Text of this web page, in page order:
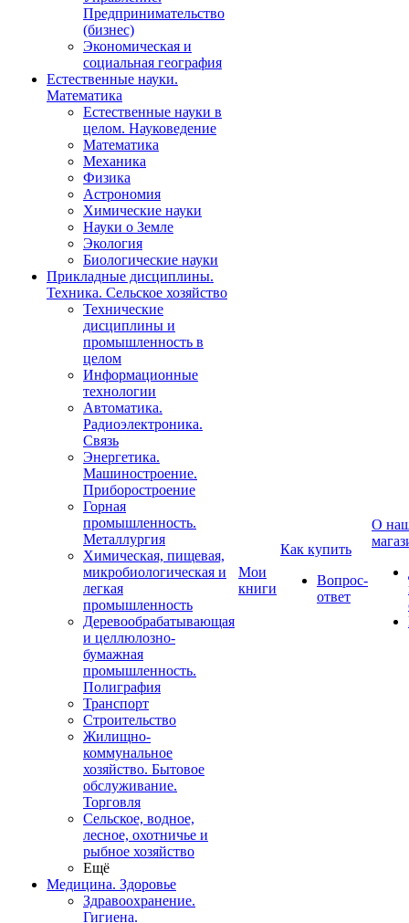
Предпринимательство
(бизнес)
Экономическая и
социальная география
Естественные науки.
Математика
Естественные науки в
целом. Науковедение
Математика
Механика
Физика
Астрономия
Химические науки
Науки о Земле
Экология
Биологические науки
Прикладные дисциплины.
Техника. Сельское хозяйство
Технические
дисциплины и
промышленность в
целом
Информационные
технологии
Автоматика.
Радиоэлектроника.
Связь
Энергетика.
Машиностроение.
Приборостроение
Горная
промышленность.
Металлургия
Химическая, пищевая,
микробиологическая и
легкая
промышленность
Деревообрабатывающая
и целлюлозно-
бумажная
промышленность.
Полиграфия
Транспорт
Строительство
Жилищно-
коммунальное
хозяйство. Бытовое
обслуживание.
Торговля
Сельское, водное,
лесное, охотничье и
рыбное хозяйство
Ещё
Медицина. Здоровье
Здравоохранение.
Гигиена.
Мои
книги
Как купить
Вопрос-
ответ
О